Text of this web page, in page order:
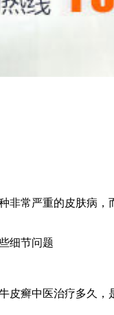
常严重的皮肤病，
癣中医治疗多久，